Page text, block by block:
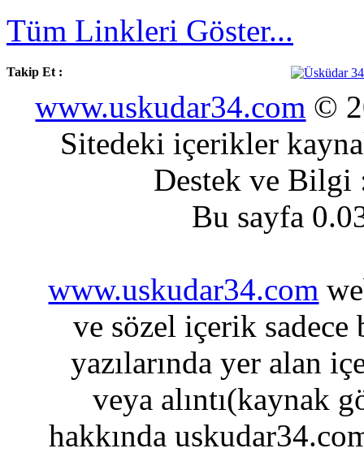
Tüm Linkleri Göster...
Takip Et :
www.uskudar34.com ©
Sitedeki içerikler
Destek ve
Bu sayfa
www.uskudar34.com
ve sözel içerik sadece
yazılarında yer alan
veya alıntı(kaynak
hakkında